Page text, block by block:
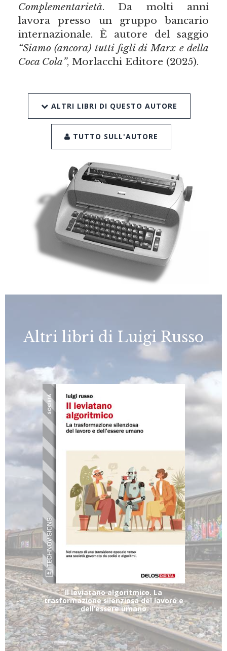
Complementarietà. Da molti anni
lavora presso un gruppo bancario
internazionale. È autore del saggio
“Siamo (ancora) tutti figli di Marx e della
Coca Cola”, Morlacchi Editore (2025).
ALTRI LIBRI DI QUESTO AUTORE
TUTTO SULL'AUTORE
Altri libri di Luigi Russo
Il leviatano algoritmico. La
trasformazione silenziosa del lavoro e
dell’essere umano